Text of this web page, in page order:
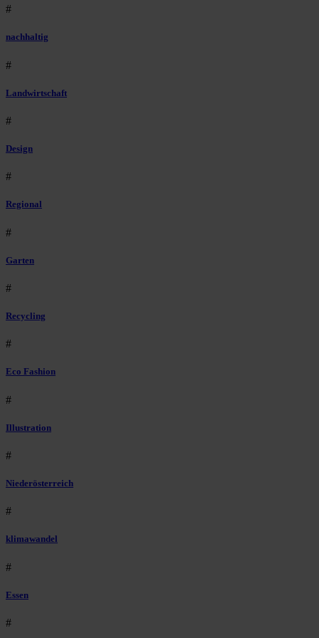
#
nachhaltig
#
Landwirtschaft
#
Design
#
Regional
#
Garten
#
Recycling
#
Eco Fashion
#
Illustration
#
Niederösterreich
#
klimawandel
#
Essen
#